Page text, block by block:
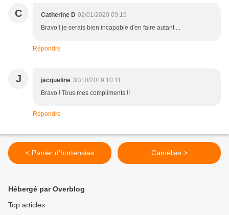
C Catherine D 02/01/2020 09:19
Bravo ! je serais bien incapable d'en faire autant ...
Répondre
J jacqueline 30/10/2019 10:11
Bravo ! Tous mes compliments !!
Répondre
< Panier d'hortensias Camélias >
Hébergé par Overblog
Top articles